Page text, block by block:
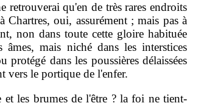
retrouverai qu'en de très rares endroits
Chartres, oui, assurément ; mais pas à
non dans toute cette gloire habituée
mais niché dans les interstices
dans les poussières délaissées
vers le portique de l'enfer.
les brumes de l'être ? la foi ne tient-